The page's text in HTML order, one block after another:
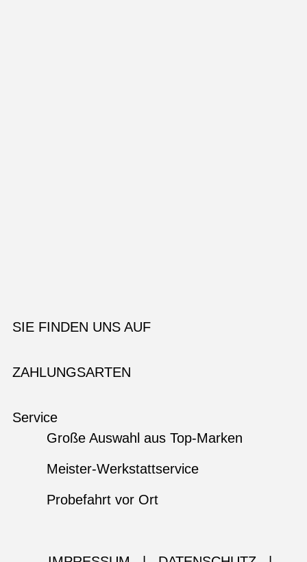
SIE FINDEN UNS AUF
ZAHLUNGSARTEN
Service
Große Auswahl aus Top-Marken
Meister-Werkstattservice
Probefahrt vor Ort